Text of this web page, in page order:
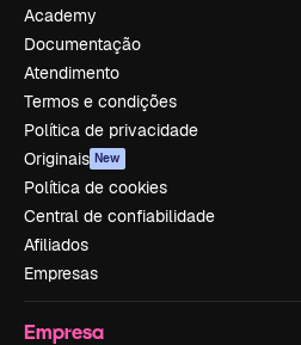
Academy
Documentação
Atendimento
Termos e condições
Política de privacidade
Originais New
Política de cookies
Central de confiabilidade
Afiliados
Empresas
Empresa